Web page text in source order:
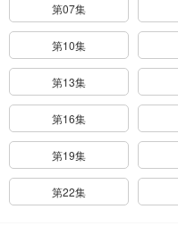
第07集
第10集
第13集
第16集
第19集
第22集